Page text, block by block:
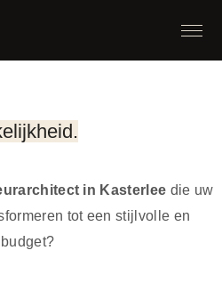
in Kasterlee die uw
tot een stijlvolle en